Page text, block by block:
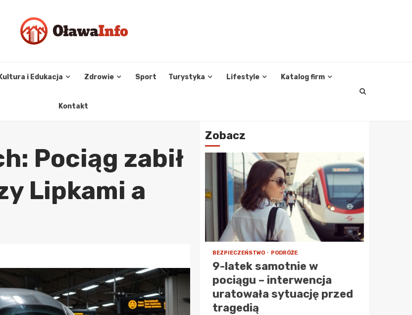
Kultura i Edukacja Zdrowie Sport Turystyka Lifestyle Katalog firm
Kontakt
Pociąg zabił
Lipkami a
Zobacz
BEZPIECZEŃSTWO PODRÓŻE
9-latek samotnie w
pociągu – interwencja
uratowała sytuację przed
tragedią